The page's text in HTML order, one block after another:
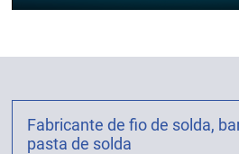
Play
Fabricante de fio de solda,
pasta de solda